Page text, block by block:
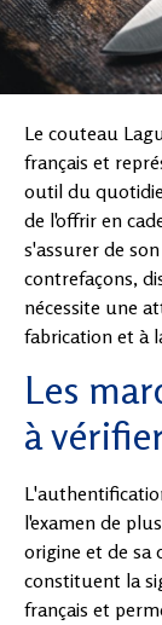
Le couteau
français et
outil du
de l'offrir en
s'assurer de
contrefaçons,
nécessite une
fabrication et à
Les
à
l'examen de
origine et de sa
constituent la
français et